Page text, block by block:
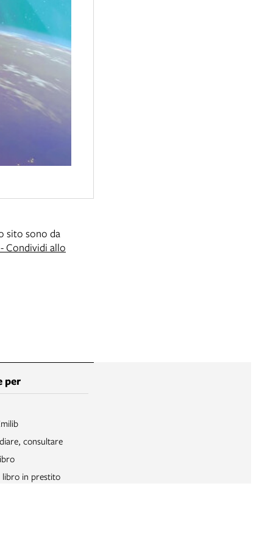
sito sono da
Condividi allo
per
consultare
libro in prestito